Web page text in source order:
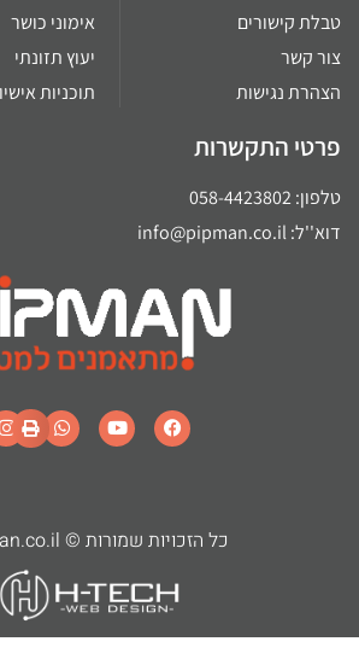
טבלת קישורים
צור קשר
הצהרת נגישות
אימוני כושר
יעוץ תזונתי
תוכניות
פרטי התקשרות
טלפון: 058-4423802
דוא''ל: info@pipman.co.il
כל הזכויות שמורות © pipman.co.il